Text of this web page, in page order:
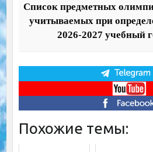
Список предметных
учитываемых при
2026-2027 учебный
Похожие темы: